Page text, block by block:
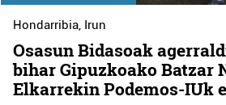
Hondarribia, Irun
Osasun Bidasoak
bihar Gipuzkoako Batzar
Elkarrekin Podemos-IUk